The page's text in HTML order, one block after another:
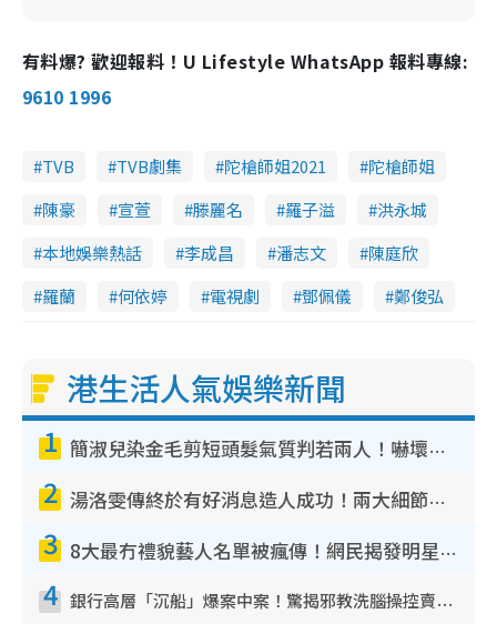
有料爆? 歡迎報料！U Lifestyle WhatsApp 報料專線:
9610 1996
TVB TVB劇集 陀槍師姐2021
陀槍師姐
陳豪
宣萱 滕麗名 羅子溢
洪永城
本地娛樂熱話
李成昌 潘志文
陳庭欣
羅蘭
何依婷 電視劇 鄧佩儀 鄭俊弘
港生活人氣娛樂新聞
1 簡淑兒染金毛剪短頭髮氣質判若兩人！嚇壞老公麥大力都認唔出：「你做咩事？」
2 湯洛雯傳終於有好消息造人成功！兩大細節曝孕味極濃惹猜測：大肚婆先會咁！
3 8大最冇禮貌藝人名單被瘋傳！網民揭發明星真面目 一致數臭呢位係無品天花板？
4 銀行高層「沉船」爆案中案！驚揭邪教洗腦操控賣淫被吞600萬 幕後黑手講多錯多